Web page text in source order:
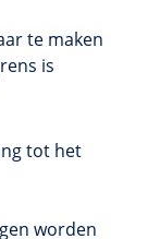
te maken
is
tot het
worden